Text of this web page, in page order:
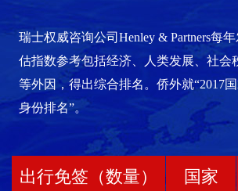
瑞士权威咨询公司Henley & Partners每
估指数参考包括经济、人类发展、社
等外因，得出综合排名。侨外就“2017
身份排名”。
出行免签（数量） 国家